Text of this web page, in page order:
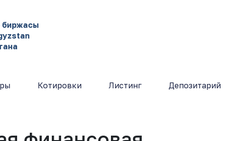
биржасы
Котировки Листинг Депозитарий